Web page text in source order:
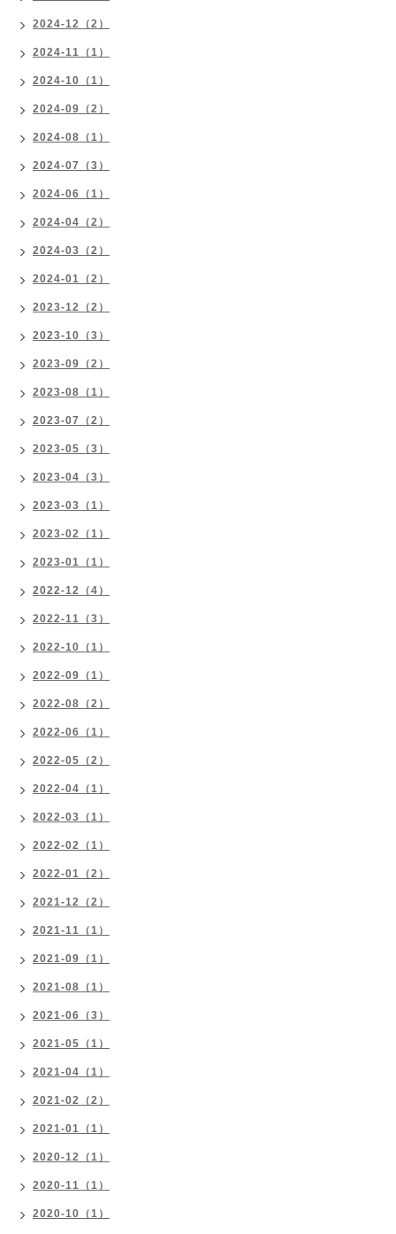
2024-12（2）
2024-11（1）
2024-10（1）
2024-09（2）
2024-08（1）
2024-07（3）
2024-06（1）
2024-04（2）
2024-03（2）
2024-01（2）
2023-12（2）
2023-10（3）
2023-09（2）
2023-08（1）
2023-07（2）
2023-05（3）
2023-04（3）
2023-03（1）
2023-02（1）
2023-01（1）
2022-12（4）
2022-11（3）
2022-10（1）
2022-09（1）
2022-08（2）
2022-06（1）
2022-05（2）
2022-04（1）
2022-03（1）
2022-02（1）
2022-01（2）
2021-12（2）
2021-11（1）
2021-09（1）
2021-08（1）
2021-06（3）
2021-05（1）
2021-04（1）
2021-02（2）
2021-01（1）
2020-12（1）
2020-11（1）
2020-10（1）